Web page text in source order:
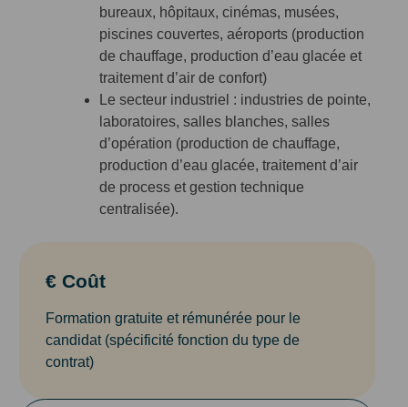
bureaux, hôpitaux, cinémas, musées,
piscines couvertes, aéroports (production
de chauffage, production d’eau glacée et
traitement d’air de confort)
Le secteur industriel : industries de pointe,
laboratoires, salles blanches, salles
d’opération (production de chauffage,
production d’eau glacée, traitement d’air
de process et gestion technique
centralisée).
€ Coût
Formation gratuite et rémunérée pour le
candidat (spécificité fonction du type de
contrat)